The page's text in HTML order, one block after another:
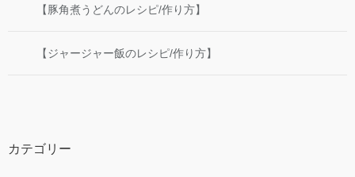
【豚角煮うどんのレシピ/作り方】
【ジャージャー飯のレシピ/作り方】
カテゴリー